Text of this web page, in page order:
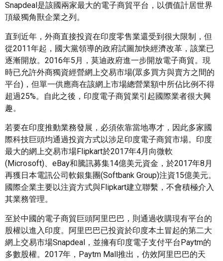
Snapdeal是該國兩家最大的電子商貿平台，以價值計居世界
頂級獨角獸企業之列。
直到近年，外商直接投資在印度零售業還受到很大限制，但
從2011年起，國大黨領導的政府試圖加快經濟改革，該業已
逐漸開放。2016年5月，莫迪政府進一步開放電子商貿。現
時已允許外商獨資經營網上交易市場(眾多買方與賣方之間的
平台)，但單一供應商在該網上市場總營業額中所佔比例不得
超過25%。自此之後，印度電子商貿業引起國際業者很大興
趣。
若要在印度推動業務發展，必須依靠當地專才，因此多家國
際科技巨頭均通過投資方式以涉足印度電子商貿市場。印度
最大的網上交易市場Flipkart於2017年4月向微軟
(Microsoft)、eBay和騰訊募集14億美元資金，於2017年8月
再獲日本電訊公司軟銀集團(Softbank Group)注資15億美元。
國際企業主要以注資方式與Flipkart建立聯繫，不會積極介入
其業務管理。
至於中國的電子商貿巨頭阿里巴巴，則通過收購現有平台的
股權以進入印度。阿里巴巴已投資於印度本土冒起的第二大
網上交易市場Snapdeal，並擁有印度電子支付平台Paytm的
多數股權。2017年，Paytm Mall推出，仿效阿里巴巴的天